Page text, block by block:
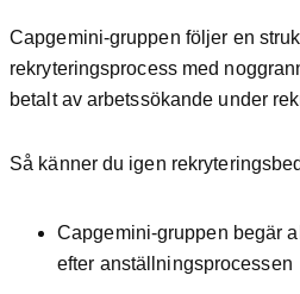
Capgemini-gruppen följer en
rekryteringsprocess med
betalt av arbetssökande under
Så känner du igen
Capgemini-gruppen begär
efter anställningsprocessen